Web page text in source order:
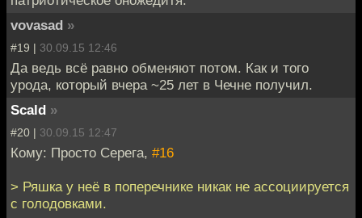
vovasad »
#19 | 30.09.15 12:46
Да ведь всё равно обменяют потом. Как и того
урода, который вчера ~25 лет в Чечне получил.
Scald »
#20 | 30.09.15 12:47
Кому: Просто Серега, #16
> Ряшка у неё в поперечнике никак не ассоциируется
с голодовками.